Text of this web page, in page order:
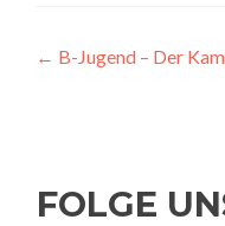
← B-Jugend – Der
FOLGE